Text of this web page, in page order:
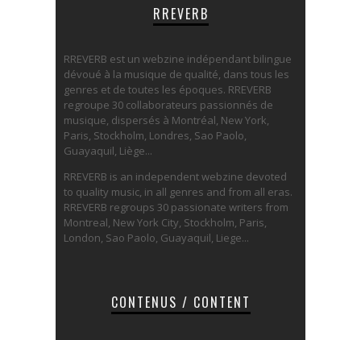
RREVERB
RREVERB est un webzine indépendant bilingue
dévoué à la musique de qualité, dans tous les
genres et de toutes les époques. RREVERB
regroupe 30 collaborateurs passionnés de
musique, dispersés à Montréal, New York,
Paris, Stockholm, Londres, Sao Paolo,
Guayaquil, Liège...
RREVERB is an independent webzine devoted
to quality music, in all genres and from all eras.
RREVERB regroups 30 passionate writers from
Montreal, New York City, Stockholm, Paris,
London, Sao Paolo, Guayaquil, Liege...
CONTENUS / CONTENT